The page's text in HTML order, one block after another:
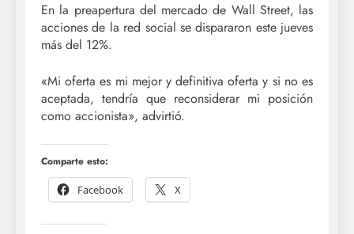
En la preapertura del mercado de Wall Street, las
acciones de la red social se dispararon este jueves
más del 12%.
«Mi oferta es mi mejor y definitiva oferta y si no es
aceptada, tendría que reconsiderar mi posición
como accionista», advirtió.
Comparte esto:
Facebook
X